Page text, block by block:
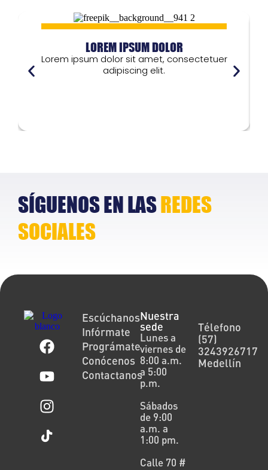
LOREM IPSUM DOLOR
Lorem ipsum dolor sit amet, consectetuer
adipiscing elit.
SÍGUENOS EN LASREDES
SOCIALES
Escúchanos
Infórmate
Prográmate
Conócenos
Contactanos
Nuestra
sede
Lunes a
viernes de
8:00 a.m.
a 5:00
p.m.
Sábados
de 9:00
a.m. a
1:00 pm.
Calle 70 #
Télefono
(57)
3243926717
Medellín